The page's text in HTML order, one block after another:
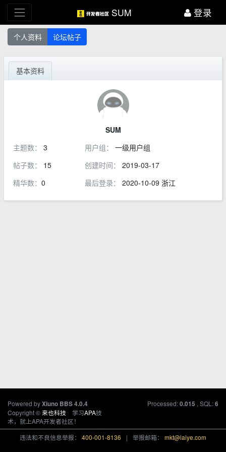
SUM 登录
个人资料 论坛帖子
基本资料
SUM
主题数： 3
帖子数： 15
精华数： 0
用户组： 一级用户组
创建时间： 2019-03-17
最后登录： 2020-10-09 浙江
Powered byXiuno BBS4.0.4
Copyright ©来也科技 学习APA技
术，就上APA开发者社区！
Processed:0.015 , SQL:6
违法和不良信息举报： 400-001-8136 | 举报邮箱： mkt@laiye.com